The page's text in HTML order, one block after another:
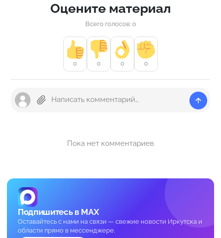
Оцените материал
Всего голосов: 0
0 0 0 0
Пока нет комментариев
Подпишитесь в MAX
Оставайтесь с нами на связи — свежие новости Иркутска и
области прямо в мессенджере.